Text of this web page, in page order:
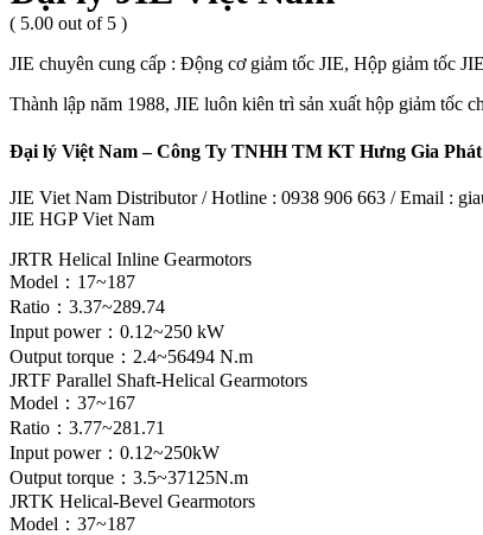
( 5.00 out of 5 )
JIE chuyên cung cấp : Động cơ giảm tốc JIE, Hộp giảm tốc
Thành lập năm 1988, JIE luôn kiên trì sản xuất hộp giảm tốc
Đại lý Việt Nam – Công Ty TNHH TM KT Hưng Gia Phát
JIE Viet Nam Distributor / Hotline : 0938 906 663 / Email :
JIE HGP Viet Nam
JRTR Helical Inline Gearmotors
Model：17~187
Ratio：3.37~289.74
Input power：0.12~250 kW
Output torque：2.4~56494 N.m
JRTF Parallel Shaft-Helical Gearmotors
Model：37~167
Ratio：3.77~281.71
Input power：0.12~250kW
Output torque：3.5~37125N.m
JRTK Helical-Bevel Gearmotors
Model：37~187